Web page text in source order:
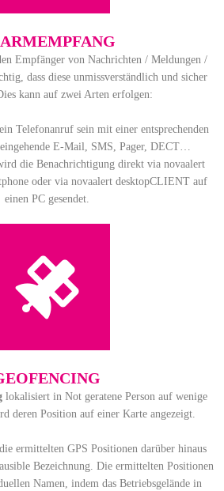
Empfänger von Nachrichten / Meldungen /
dass diese unmissverständlich und sicher
kann auf zwei Arten erfolgen:
Telefonanruf sein mit einer entsprechenden
E-Mail, SMS, Pager, DECT…
die Benachrichtigung direkt via novaalert
oder via novaalert desktopCLIENT auf
einen PC gesendet.
lokalisiert in Not geratene Person auf wenige
deren Position auf einer Karte angezeigt.
ermittelten GPS Positionen darüber hinaus
Bezeichnung. Die ermittelten Positionen
Namen, indem das Betriebsgelände in